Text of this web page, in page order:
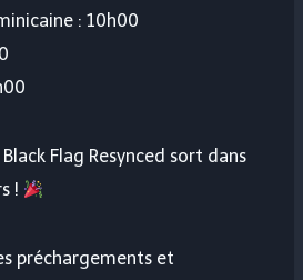
: 10h00
Flag Resynced sort dans
!
préchargements et